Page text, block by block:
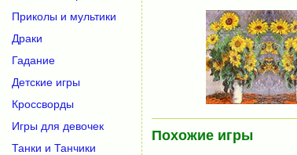
Похожие игры
Приколы и мультики
Драки
Гадание
Детские игры
Кроссворды
Игры для девочек
Танки и Танчики